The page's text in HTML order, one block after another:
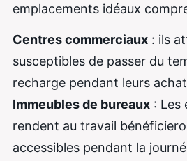
emplacements idéaux
Centres commerciaux : ils
susceptibles de passer du
recharge pendant leurs
Immeubles de bureaux : Les
rendent au travail
accessibles pendant la